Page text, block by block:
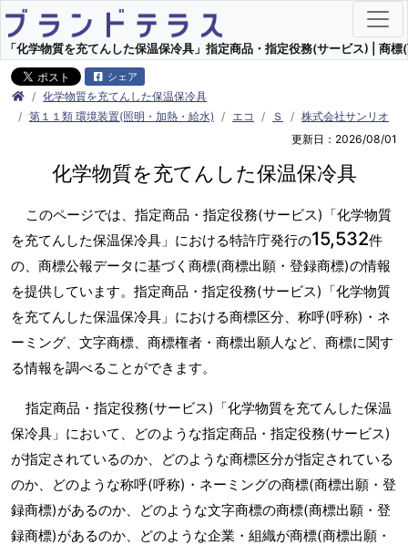
「化学物質を充てんした保温保冷具」指定商品・指定役務(サービス) | 商
シェア
化学物質を充てんした保温保冷具
第１１類 環境装置(照明・加熱・給水)
エコ Ｓ
株式会社サンリオ
更新日：2026/08/01
化学物質を充てんした保温保冷具
このページでは、指定商品・指定役務(サービス)「化学物質
を充てんした保温保冷具」における特許庁発行の15,532件
の、商標公報データに基づく商標(商標出願・登録商標)の情報
を提供しています。指定商品・指定役務(サービス)「化学物質
を充てんした保温保冷具」における商標区分、称呼(呼称)・ネ
ーミング、文字商標、商標権者・商標出願人など、商標に関す
る情報を調べることができます。
指定商品・指定役務(サービス)「化学物質を充てんした保温
保冷具」において、どのような指定商品・指定役務(サービス)
が指定されているのか、どのような商標区分が指定されている
のか、どのような称呼(呼称)・ネーミングの商標(商標出願・登
録商標)があるのか、どのような文字商標の商標(商標出願・登
録商標)があるのか、どのような企業・組織が商標(商標出願・